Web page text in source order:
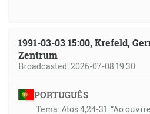
1991-03-03 15:00, Krefeld,
Zentrum
Broadcasted: 2026-07-08 19:30
PORTUGUÊS
Tema: Atos 4,24-31: “Ao